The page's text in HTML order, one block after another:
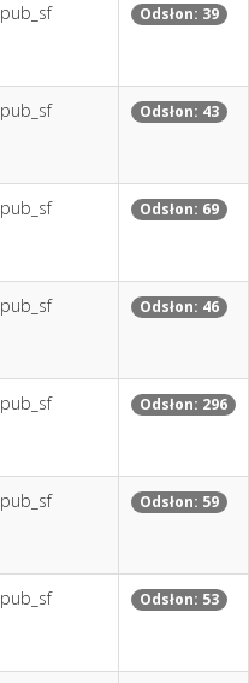
pub_sf Odsłon: 39
pub_sf Odsłon: 43
pub_sf Odsłon: 69
pub_sf Odsłon: 46
pub_sf Odsłon: 296
pub_sf Odsłon: 59
pub_sf Odsłon: 53